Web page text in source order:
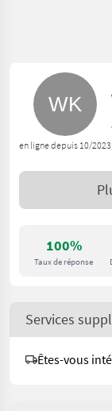
100%
Taux de réponse
en ligne depuis 10/2023
Services
Êtes-vous